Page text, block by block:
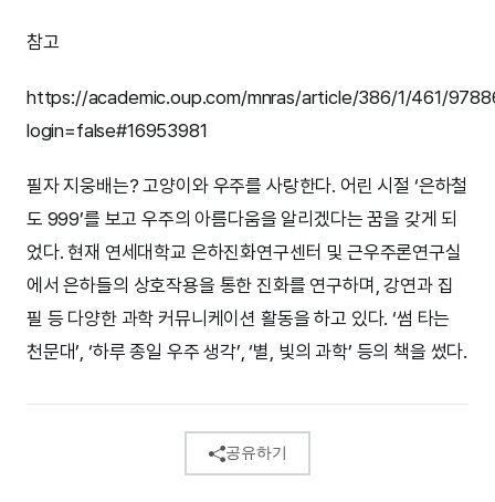
참고
https://academic.oup.com/mnras/article/386/1/461/
login=false#16953981
필자 지웅배는? 고양이와 우주를 사랑한다. 어린 시절 ‘은하철
도 999’를 보고 우주의 아름다움을 알리겠다는 꿈을 갖게 되
었다. 현재 연세대학교 은하진화연구센터 및 근우주론연구실
에서 은하들의 상호작용을 통한 진화를 연구하며, 강연과 집
필 등 다양한 과학 커뮤니케이션 활동을 하고 있다. ‘썸 타는
천문대’, ‘하루 종일 우주 생각’, ‘별, 빛의 과학’ 등의 책을 썼다.
공유하기